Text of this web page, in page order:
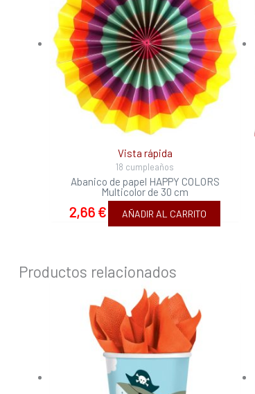
Vista rápida
18 cumpleaños
Abanico de papel HAPPY COLORS
Multicolor de 30 cm
2,66 € AÑADIR AL CARRITO
Productos relacionados